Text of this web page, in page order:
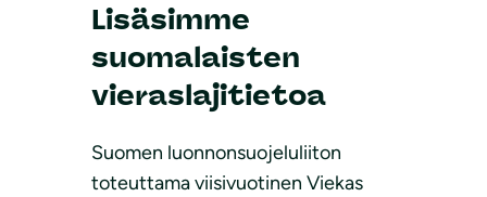
Lisäsimme
suomalaisten
vieraslajitietoa
Suomen luonnonsuojeluliiton
toteuttama viisivuotinen Viekas